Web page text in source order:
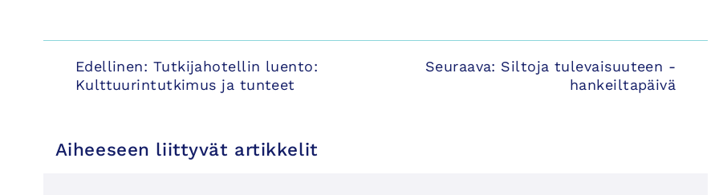
Artikkelien
selaus
Edellinen: Tutkijahotellin luento:
Kulttuurintutkimus ja tunteet
Seuraava: Siltoja tulevaisuuteen -
hankeiltapäivä
Aiheeseen liittyvät artikkelit